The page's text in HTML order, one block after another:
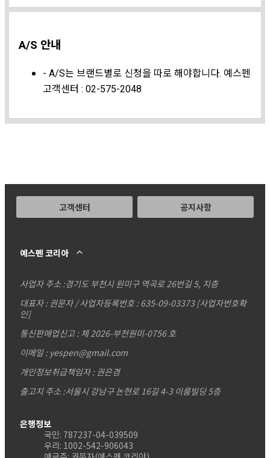
A/S 안내
- A/S는 브랜드별로 신청을 따로 해야합니다. 예스펜
고객센터 : 02-575-2048
고객센터 공지사항
예스펜 코리아
사업자 주소 :경기도 부천시 원미구 역곡로 26번길 5, 지층
대표자 : 권문자 / 사업자등록번호 : 635-09-03373 [사업자번호확
인]
통신판매업신고 : 제 2026-부천원미-0756 호
이메일 : yespen@gmail.com
개인정보취급책임자 : 권은경
출고지 주소 :서울시 강남구 논현로 16길 4-3 이룸빌딩 5층
은행정보
국민: 787237-04-039509
우리: 1002-542-906043